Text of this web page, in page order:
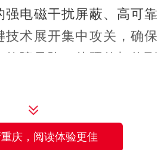
强电磁干扰屏蔽、高可靠
技术展开集中攻关，确保
故障风险，从硬件架构到
研发全国产化光学陀螺仪
勇介绍，它为我国商业卫
庆，阅读体验更佳